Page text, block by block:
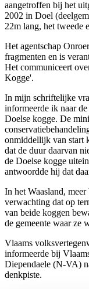
aangetroffen bij het
2002 in Doel
22m lang, het tweede
Het agentschap
fragmenten en is
Het communiceert
Kogge'.
In mijn schriftelijke
informeerde ik naar
Doelse kogge. De
onmiddellijk van start
dat de duur daarvan
de Doelse kogge
antwoordde hij dat
In het Waasland,
verwachting dat op
van beide koggen
de gemeente waar ze
Vlaams
informeerde bij
Diependaele (N-VA)
denkpiste.